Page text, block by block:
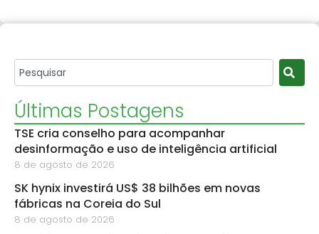
Últimas Postagens
TSE cria conselho para acompanhar
desinformação e uso de inteligência artificial
8 de agosto de 2026
SK hynix investirá US$ 38 bilhões em novas
fábricas na Coreia do Sul
8 de agosto de 2026